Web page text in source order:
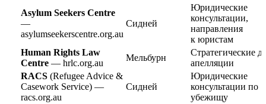
Asylum Seekers Centre
—
asylumseekerscentre.org.au
Сидней
Юридические
консультации,
направления
к юристам
Human Rights Law
Centre — hrlc.org.au
Мельбурн
Стратегические
апелляции
RACS (Refugee Advice &
Casework Service) —
racs.org.au
Сидней
Юридические
консультации по
убежищу